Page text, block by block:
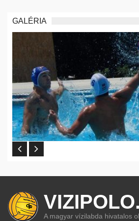
GALÉRIA
A magyar vízilabda hivatalos